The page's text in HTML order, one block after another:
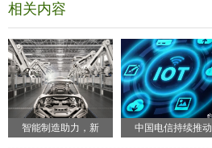
相关内容
智能制造助力，新 中国电信持续推动